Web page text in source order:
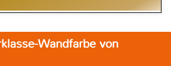
Wandfarbe von